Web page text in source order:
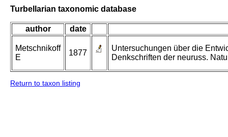
Turbellarian taxonomic database
author date
Metschnikoff
E
1877
Untersuchungen über die
Denkschriften der neuruss.
Return to taxon listing